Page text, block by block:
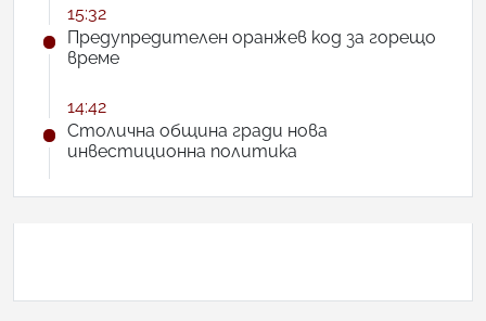
15:32
Предупредителен оранжев код за горещо
време
14:42
Столична община гради нова
инвестиционна политика